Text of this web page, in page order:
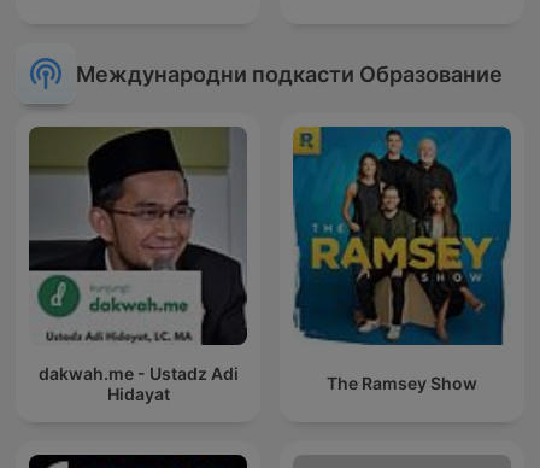
Международни подкасти Образование
dakwah.me - Ustadz Adi
Hidayat
The Ramsey Show